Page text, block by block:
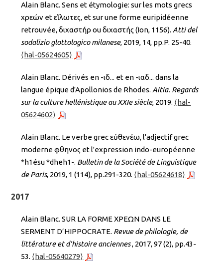
Alain Blanc. Sens et étymologie: sur les mots grecs
χρεών et εἵλωτες, et sur une forme euripidéenne
retrouvée, διχαστήρ ou διχαστής (Ion, 1156). Atti del
sodalizio glottologico milanese, 2019, 14, pp.P. 25-40.
⟨hal-05624605⟩
Alain Blanc. Dérivés en -ιδ... et en -ιαδ... dans la
langue épique d'Apollonios de Rhodes. Aitia. Regards
sur la culture hellénistique au XXIe siècle, 2019. ⟨hal-
05624602⟩
Alain Blanc. Le verbe grec εὐθενέω, l'adjectif grec
moderne φθηνος et l'expression indo-européenne
*h1ésu *dheh1-. Bulletin de la Société de Linguistique
de Paris, 2019, 1 (114), pp.291-320. ⟨hal-05624618⟩
2017
Alain Blanc. SUR LA FORME ΧΡΕΩΝ DANS LE
SERMENT D’HIPPOCRATE. Revue de philologie, de
littérature et d'histoire anciennes, 2017, 97 (2), pp.43-
53. ⟨hal-05640279⟩